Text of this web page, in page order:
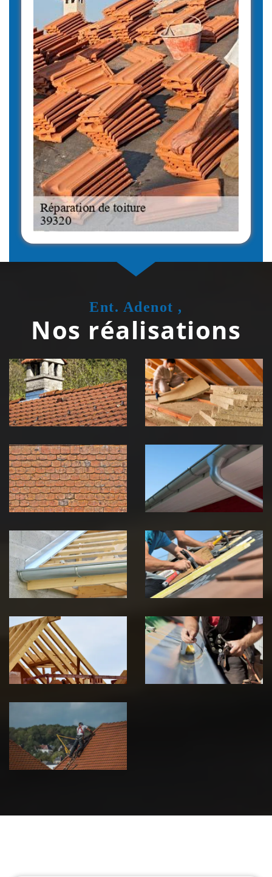
Ent. Adenot ,
Nos réalisations
Couvreur
zingueur 39
Jura
Isolation de
toiture 39
Jura
démoussage de
toiture 39
Jura
pose de
gouttière 39
Jura
Pose de
Chéneau 39
Jura
Réparation de
toiture 39
Jura
Traitement de
charpente 39
Jura
Travaux de
zinguerie 39
Jura
Urgence fuite
de toiture 39
Jura